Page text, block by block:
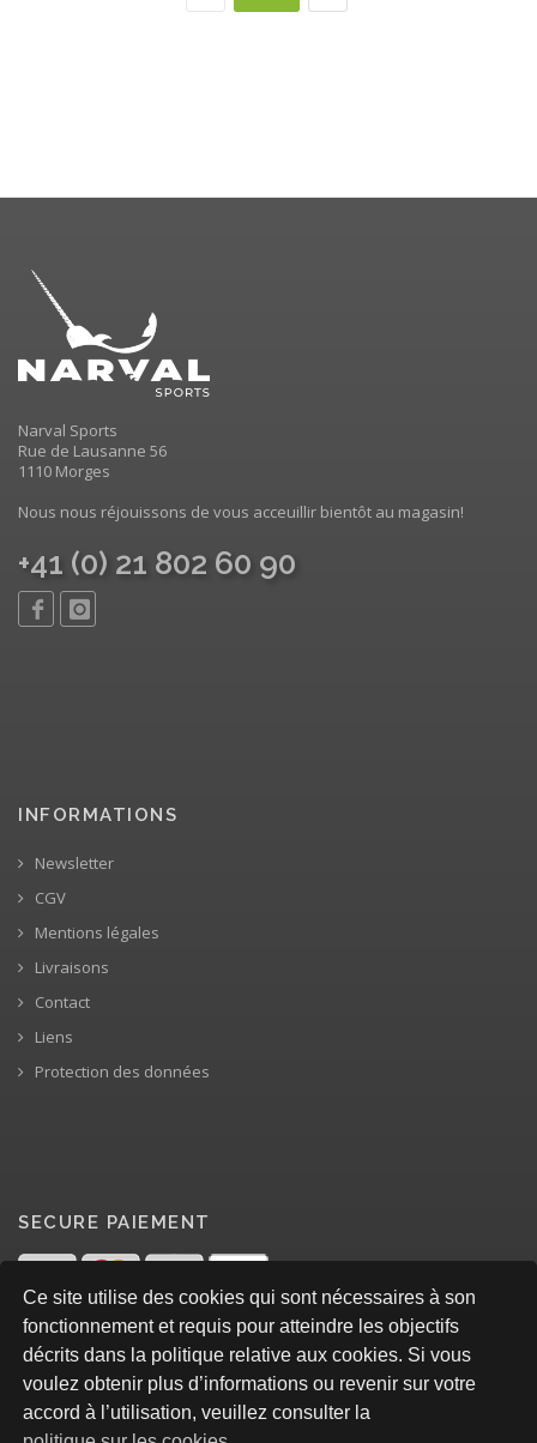
Ce site utilise des cookies qui sont nécessaires à son
fonctionnement et requis pour atteindre les objectifs
décrits dans la politique relative aux cookies. Si vous
voulez obtenir plus d’informations ou revenir sur votre
accord à l’utilisation, veuillez consulter la
Narval Sports
Rue de Lausanne 56
1110 Morges
Nous nous réjouissons de vous acceuillir bientôt au magasin!
+41 (0) 21 802 60 90
INFORMATIONS
Newsletter
CGV
Mentions légales
Livraisons
Contact
Liens
Protection des données
SECURE PAIEMENT